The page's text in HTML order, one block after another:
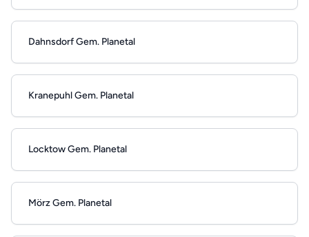
Dahnsdorf Gem. Planetal
Kranepuhl Gem. Planetal
Locktow Gem. Planetal
Mörz Gem. Planetal